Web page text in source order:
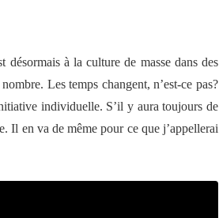
à la culture de masse dans des
Les temps changent, n’est-ce pas?
individuelle. S’il y aura toujours de
Il en va de même pour ce que j’appellerai